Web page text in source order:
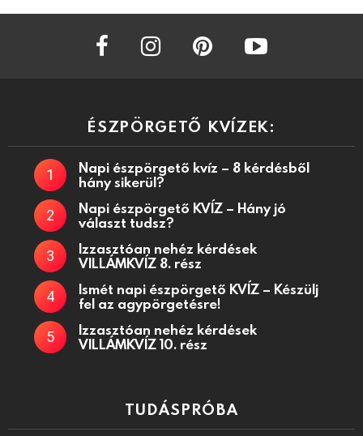
facebook instagram
ÉSZPÖRGETŐ KVÍZEK:
Napi észpörgető kvíz – 8 kérdésből
hány sikerül?
Napi észpörgető KVÍZ – Hány jó
választ tudsz?
Izzasztóan nehéz kérdések
VILLÁMKVÍZ 8. rész
Ismét napi észpörgető KVÍZ – Készülj
fel az agypörgetésre!
Izzasztóan nehéz kérdések
VILLÁMKVÍZ 10. rész
TUDÁSPRÓBA